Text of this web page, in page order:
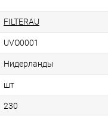
FILTERAU
UVO0001
Нидерланды
шт
230